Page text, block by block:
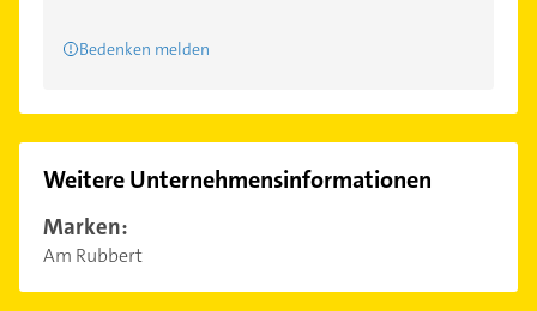
Bedenken melden
Weitere Unternehmensinformationen
Marken:
Am Rubbert